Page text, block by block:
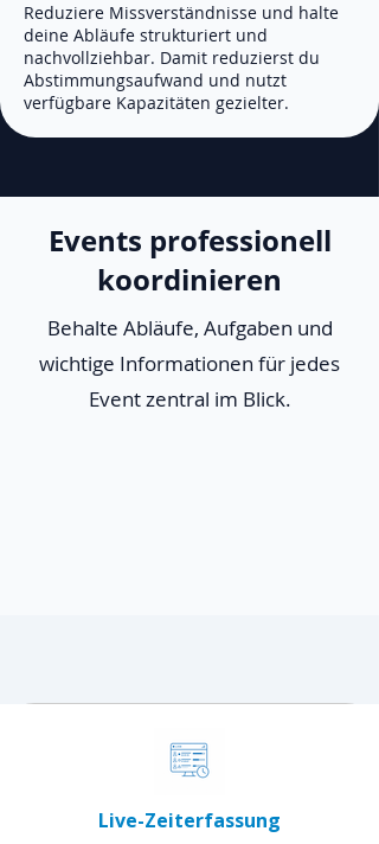
Reduziere Missverständnisse und halte
deine Abläufe strukturiert und
nachvollziehbar. Damit reduzierst du
Abstimmungsaufwand und nutzt
verfügbare Kapazitäten gezielter.
Events professionell
koordinieren
Behalte Abläufe, Aufgaben und
wichtige Informationen für jedes
Event zentral im Blick.
Live-Zeiterfassung